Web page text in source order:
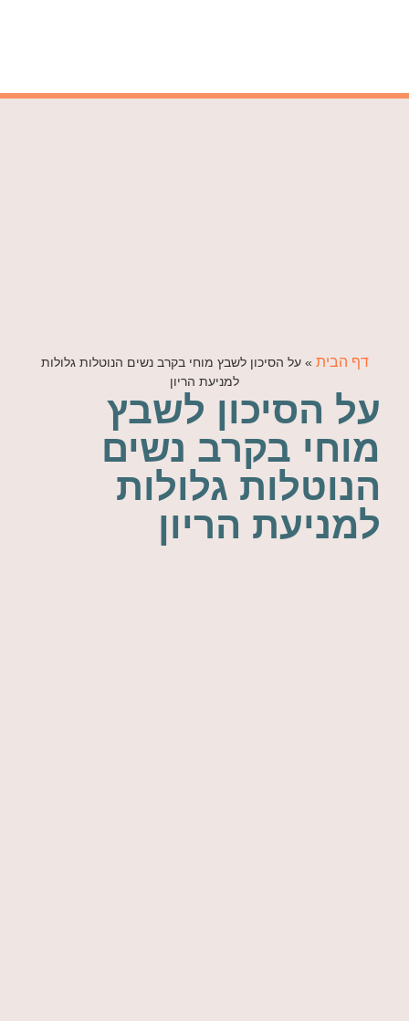
דף הבית »על הסיכון לשבץ מוחי בקרב נשים הנוטלות גלולות
למניעת הריון
על הסיכון לשבץ
מוחי בקרב נשים
הנוטלות גלולות
למניעת הריון